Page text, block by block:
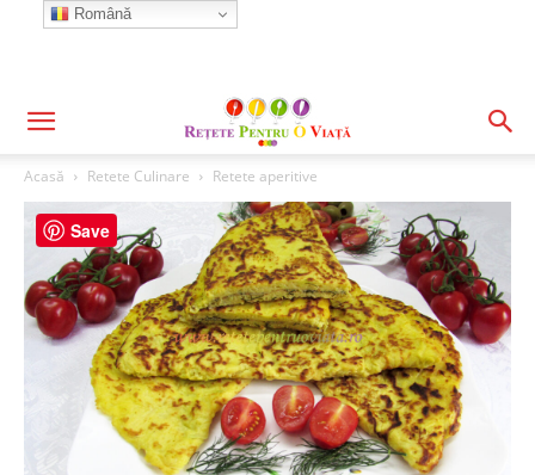
Acasă Retete Culinare Retete aperitive
Română
Save